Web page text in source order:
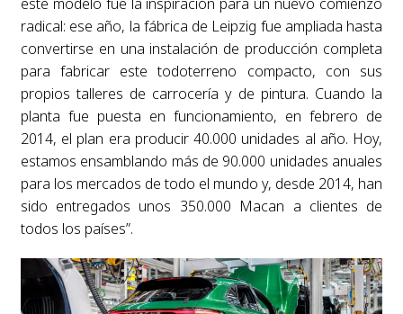
radical: ese año, la fábrica de Leipzig fue ampliada hasta
convertirse en una instalación de producción completa
para fabricar este todoterreno compacto, con sus
propios talleres de carrocería y de pintura. Cuando la
planta fue puesta en funcionamiento, en febrero de
2014, el plan era producir 40.000 unidades al año. Hoy,
estamos ensamblando más de 90.000 unidades anuales
para los mercados de todo el mundo y, desde 2014, han
sido entregados unos 350.000 Macan a clientes de
todos los países”.